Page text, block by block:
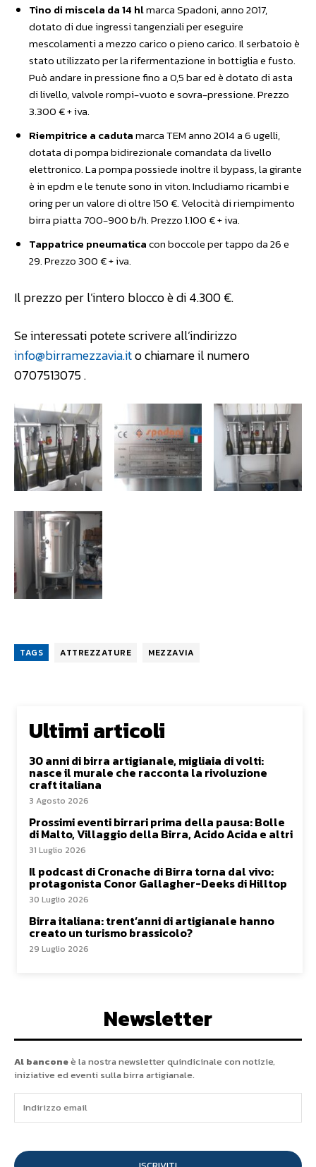
Tino di miscela da 14 hlmarca Spadoni, anno 2017,
dotato di due ingressi tangenziali per eseguire
mescolamenti a mezzo carico o pieno carico. Il serbatoio è
stato utilizzato per la rifermentazione in bottiglia e fusto.
Può andare in pressione fino a 0,5 bar ed è dotato di asta
di livello, valvole rompi-vuoto e sovra-pressione. Prezzo
3.300 € + iva.
Riempitrice a cadutamarca TEM anno 2014 a 6 ugelli,
dotata di pompa bidirezionale comandata da livello
elettronico. La pompa possiede inoltre il bypass, la girante
è in epdm e le tenute sono in viton. Includiamo ricambi e
oring per un valore di oltre 150 €. Velocità di riempimento
birra piatta 700-900 b/h. Prezzo 1.100 € + iva.
Tappatrice pneumaticacon boccole per tappo da 26 e
29. Prezzo 300 € + iva.
Il prezzo per l’intero blocco è di 4.300 €.
Se interessati potete scrivere all’indirizzo
info@birramezzavia.ito chiamare il numero
0707513075 .
TAGS ATTREZZATURE MEZZAVIA
Ultimi articoli
30 anni di birra artigianale, migliaia di volti:
nasce il murale che racconta la rivoluzione
craft italiana
3 Agosto 2026
Prossimi eventi birrari prima della pausa: Bolle
di Malto, Villaggio della Birra, Acido Acida e altri
31 Luglio 2026
Il podcast di Cronache di Birra torna dal vivo:
protagonista Conor Gallagher-Deeks di Hilltop
30 Luglio 2026
Birra italiana: trent’anni di artigianale hanno
creato un turismo brassicolo?
29 Luglio 2026
Newsletter
Al banconeè la nostra newsletter quindicinale con notizie,
iniziative ed eventi sulla birra artigianale.